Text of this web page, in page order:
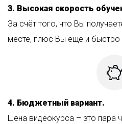
3. Высокая скорость
За счёт того, что Вы
месте, плюс Вы ещё и быстро
4. Бюджетный вариант.
Цена видеокурса – это пара